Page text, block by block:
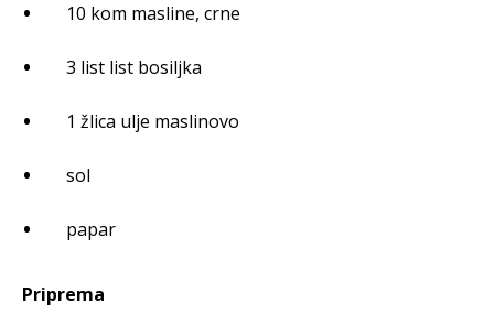
10 kom masline, crne
3 list list bosiljka
1 žlica ulje maslinovo
sol
papar
Priprema